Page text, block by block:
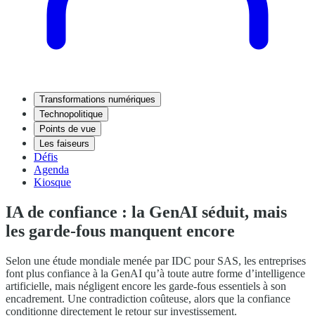
Transformations numériques
Technopolitique
Points de vue
Les faiseurs
Défis
Agenda
Kiosque
IA de confiance : la GenAI séduit, mais
les garde-fous manquent encore
Selon une étude mondiale menée par IDC pour SAS, les entreprises
font plus confiance à la GenAI qu’à toute autre forme d’intelligence
artificielle, mais négligent encore les garde-fous essentiels à son
encadrement. Une contradiction coûteuse, alors que la confiance
conditionne directement le retour sur investissement.